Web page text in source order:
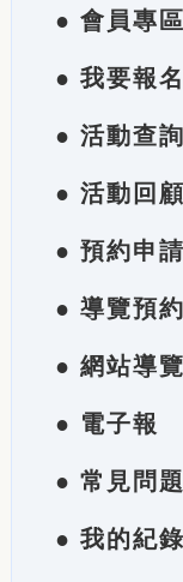
● 會員專區
● 我要報名
● 活動查詢
● 活動回顧
● 預約申請
● 導覽預約
● 網站導覽
● 電子報
● 常見問題
● 我的紀錄